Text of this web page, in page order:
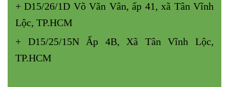
📞
Gọi ngay hotline/zalo 0902 753 367
📦 Nhận báo giá sỉ – Hình thật sản phẩm
– Đặt hàng nhanh trong ngày
+ D15/26/1D Võ Văn Vân, ấp 41, xã Tân Vĩnh
Lộc, TP.HCM
+ D15/25/15N Ấp 4B, Xã Tân Vĩnh Lộc,
TP.HCM